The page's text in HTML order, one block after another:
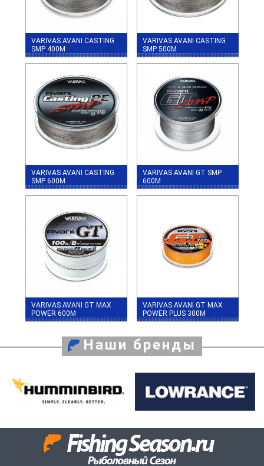
VARIVAS AVANI CASTING
SMP 400M
VARIVAS AVANI CASTING
SMP 500M
VARIVAS AVANI CASTING
SMP 600M
VARIVAS AVANI GT SMP
600M
VARIVAS AVANI GT MAX
POWER 600М
VARIVAS AVANI GT MAX
POWER PLUS 300M
Наши бренды